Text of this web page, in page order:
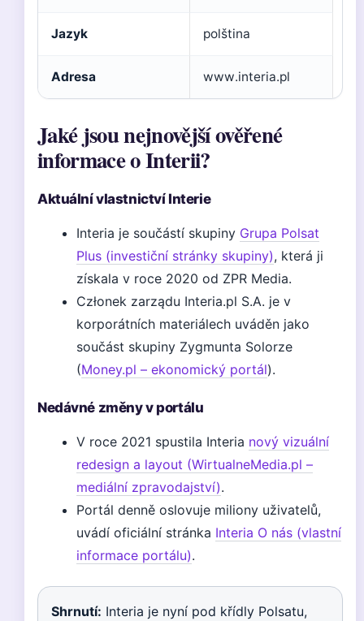
Jazyk polština
Adresa www.interia.pl
Jaké jsou nejnovější ověřené
informace o Interii?
Aktuální vlastnictví Interie
Interia je součástí skupiny Grupa Polsat
Plus (investiční stránky skupiny), která ji
získala v roce 2020 od ZPR Media.
Członek zarządu Interia.pl S.A. je v
korporátních materiálech uváděn jako
součást skupiny Zygmunta Solorze
(Money.pl – ekonomický portál).
Nedávné změny v portálu
V roce 2021 spustila Interia nový vizuální
redesign a layout (WirtualneMedia.pl –
mediální zpravodajství).
Portál denně oslovuje miliony uživatelů,
uvádí oficiální stránka Interia O nás (vlastní
informace portálu).
Shrnutí: Interia je nyní pod křídly Polsatu,